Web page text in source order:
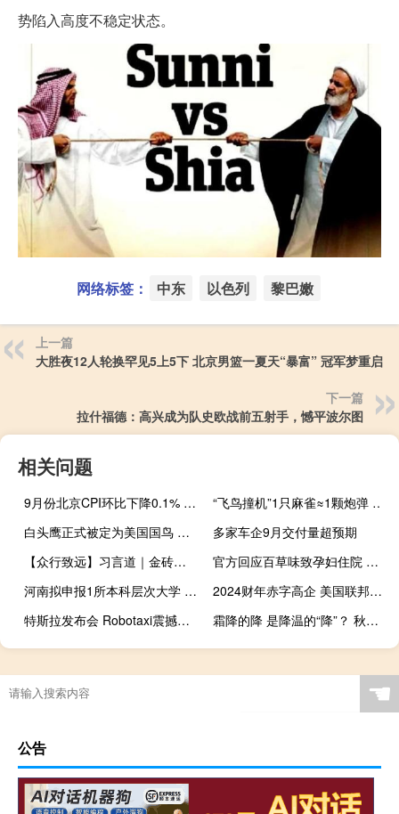
势陷入高度不稳定状态。
网络标签： 中东 以色列 黎巴嫩
上一篇
大胜夜12人轮换罕见5上5下 北京男篮一夏天“暴富” 冠军梦重启
下一篇
拉什福德：高兴成为队史欧战前五射手，憾平波尔图
相关问题
9月份北京CPI环比下降0.1% 同比上涨0.2% 消费需求回落影响明显
“飞鸟撞机”1只麻雀≈1颗炮弹 韩国客机事故引关注
白头鹰正式被定为美国国鸟 拜登签署法案确认
多家车企9月交付量超预期
【众行致远】习言道｜金砖峰会上，习近平提到了这部小说
官方回应百草味致孕妇住院 消费者编造事实被处理
河南拟申报1所本科层次大学 基于南阳两校资源设立
2024财年赤字高企 美国联邦政府遭批 公共债务利息激增成焦点
特斯拉发布会 Robotaxi震撼登场
霜降的降 是降温的“降”？ 秋末寒意至
☚
公告